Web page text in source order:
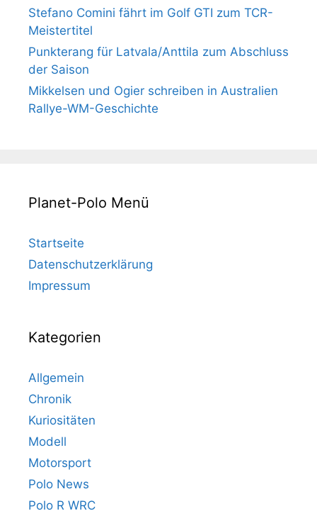
Stefano Comini fährt im Golf GTI zum TCR-
Meistertitel
Punkterang für Latvala/Anttila zum Abschluss
der Saison
Mikkelsen und Ogier schreiben in Australien
Rallye-WM-Geschichte
Planet-Polo Menü
Startseite
Datenschutzerklärung
Impressum
Kategorien
Allgemein
Chronik
Kuriositäten
Modell
Motorsport
Polo News
Polo R WRC